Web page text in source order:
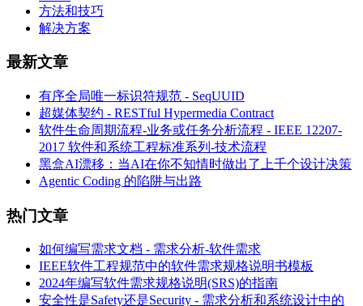
方法和技巧
解决方案
最新文章
有序全局唯一标识符规范 - SeqUUID
超媒体契约 - RESTful Hypermedia Contract
软件生命周期流程-业务或任务分析流程 - IEEE 12207-
2017 软件和系统工程标准系列-技术流程
黑盒AI漂移：当AI在你不知情时做出了上千个设计决策
Agentic Coding 的陷阱与出路
热门文章
如何编写需求文档 - 需求分析-软件需求
IEEE软件工程规范中的软件需求规格说明书模板
2024年编写软件需求规格说明(SRS)的指南
安全性是Safety还是Security - 需求分析和系统设计中的